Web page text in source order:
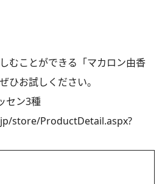
むことができる「マカロン由香
ひお試しください。
セン3種
store/ProductDetail.aspx?